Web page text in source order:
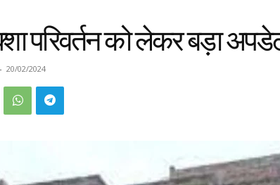
परिवर्तन को लेकर बड़ा
- 20/02/2024